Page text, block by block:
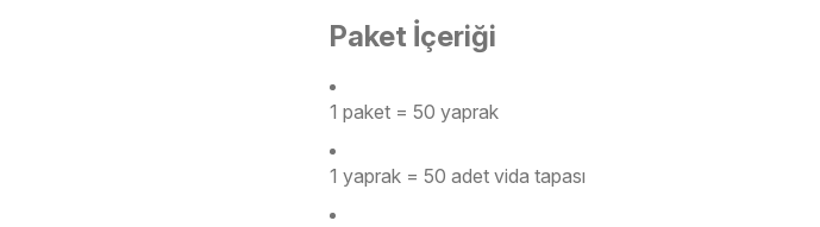
Paket İçeriği
1 paket = 50 yaprak
1 yaprak = 50 adet vida tapası